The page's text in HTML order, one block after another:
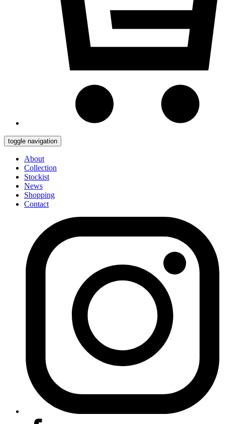
toggle navigation
About
Collection
Stockist
News
Shopping
Contact